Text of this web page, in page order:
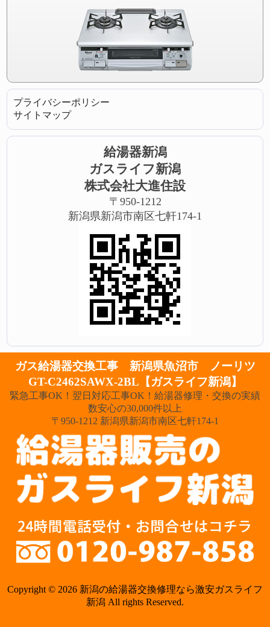
プライバシーポリシー
サイトマップ
給湯器新潟
ガスライフ新潟
株式会社大進住設
〒950-1212
新潟県新潟市南区七軒174-1
ガス給湯器交換工事 新潟県魚沼市 ノーリツ
GT-C2462SAWX-2BL【ガスライフ新潟】
緊急工事OK！翌日対応工事OK！給湯器修理・交換の実績
数安心の30,000件以上
〒950-1212 新潟県新潟市南区七軒174-1
Copyright © 2026 新潟の給湯器交換修理なら激安ガスライフ
新潟 All rights Reserved.